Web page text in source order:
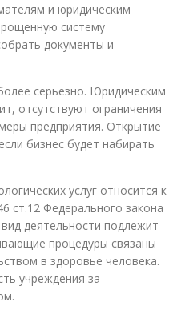
и юридическим
систему
документы и
серьезно. Юридическим
отсутствуют ограничения
предприятия. Открытие
бизнес будет набирать
услуг относится к
ст.12 Федерального закона
деятельности подлежит
процедуры связаны
в здоровье человека.
учреждения за